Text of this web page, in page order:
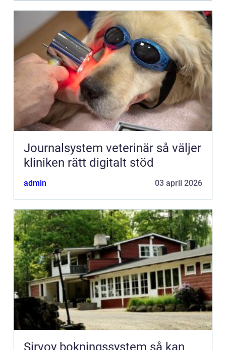
Journalsystem veterinär så väljer
kliniken rätt digitalt stöd
admin 03 april 2026
Sirvoy bokningssystem så kan